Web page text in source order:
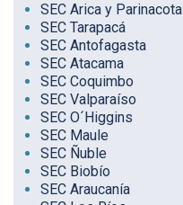
SEC Arica y Parinacota
SEC Tarapacá
SEC Antofagasta
SEC Atacama
SEC Coquimbo
SEC Valparaíso
SEC O´Higgins
SEC Maule
SEC Ñuble
SEC Biobío
SEC Araucanía